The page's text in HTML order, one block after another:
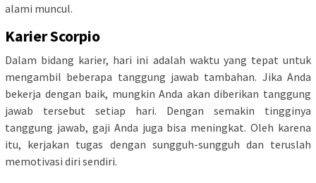
alami muncul.
Karier Scorpio
Dalam bidang karier, hari ini adalah waktu yang tepat untuk
mengambil beberapa tanggung jawab tambahan. Jika Anda
bekerja dengan baik, mungkin Anda akan diberikan tanggung
jawab tersebut setiap hari. Dengan semakin tingginya
tanggung jawab, gaji Anda juga bisa meningkat. Oleh karena
itu, kerjakan tugas dengan sungguh-sungguh dan teruslah
memotivasi diri sendiri.